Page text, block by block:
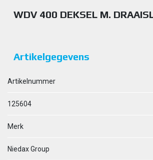
WDV 400 DEKSEL M.
Artikelgegevens
Artikelnummer
125604
Merk
Niedax Group